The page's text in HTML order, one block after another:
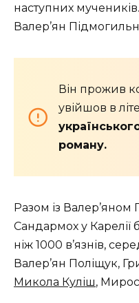
наступних
Валер’ян
Він прожив
увійшов в
роману.
Разом із
Сандармох у Карелії
ніж 1000 в’язнів,
Валер’ян Поліщук,
Микола Куліш,